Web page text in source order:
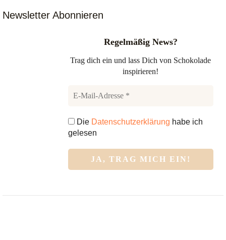
Newsletter Abonnieren
Regelmäßig News?
Trag dich ein und lass Dich von Schokolade
inspirieren!
Die Datenschutzerklärung habe ich
gelesen